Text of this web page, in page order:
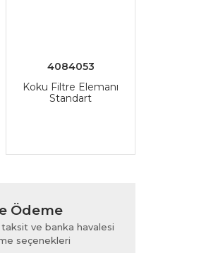
4084053
Koku Filtre Elemanı
Standart
Ödeme
taksit ve banka havalesi
seçenekleri